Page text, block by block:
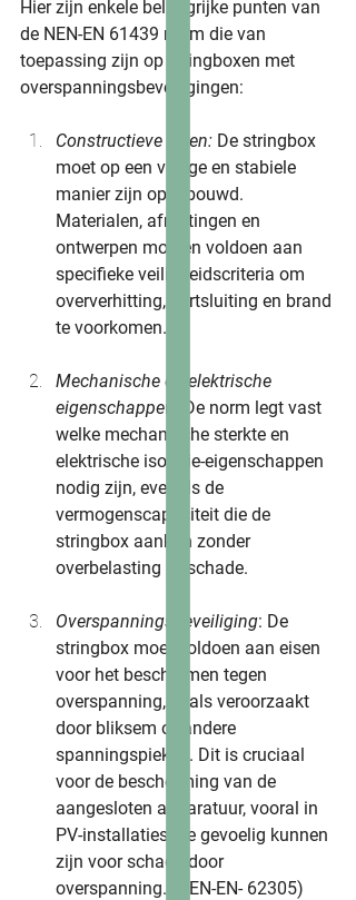
Hier zijn enkele belangrijke punten van
de NEN-EN 61439 norm die van
toepassing zijn op stringboxen met
overspanningsbeveiligingen:
Constructieve eisen: De stringbox
moet op een veilige en stabiele
manier zijn opgebouwd.
Materialen, afmetingen en
ontwerpen moeten voldoen aan
specifieke veiligheidscriteria om
oververhitting, kortsluiting en brand
te voorkomen.
Mechanische en elektrische
eigenschappe n: De norm legt vast
welke mechanische sterkte en
elektrische isolatie-eigenschappen
nodig zijn, evenals de
vermogenscapaciteit die de
stringbox aankan zonder
overbelasting of schade.
Overspanningsbeveiliging: De
stringbox moet voldoen aan eisen
voor het beschermen tegen
overspanning, zoals veroorzaakt
door bliksem of andere
spanningspieken. Dit is cruciaal
voor de bescherming van de
aangesloten apparatuur, vooral in
PV-installaties die gevoelig kunnen
zijn voor schade door
overspanning. (NEN-EN- 62305)